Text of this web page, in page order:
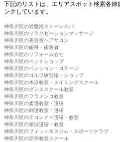
下記のリストは、エリアスポット検索各
ンクしています。
神奈川区の岩盤浴ストーンスパ
神奈川区のリラクゼーションマッサージ
神奈川区の美容室ヘアサロン
神奈川区の歯科・歯医者
神奈川区のリフォーム会社
神奈川区のペットショップ
神奈川区のペンション・コテージ
神奈川区のゴルフ練習場・ショップ
神奈川区の水泳教室・スイミングスクール
神奈川区のダンススクール教室
神奈川区のフラメンコ教室
神奈川区の柔道教室・道場
神奈川区の剣道教室・道場
神奈川区のテコンドー道場・教室
神奈川区の拳法道場・教室
神奈川区のフィットネスジム・スポーツクラブ
神奈川区の語学教室スクール